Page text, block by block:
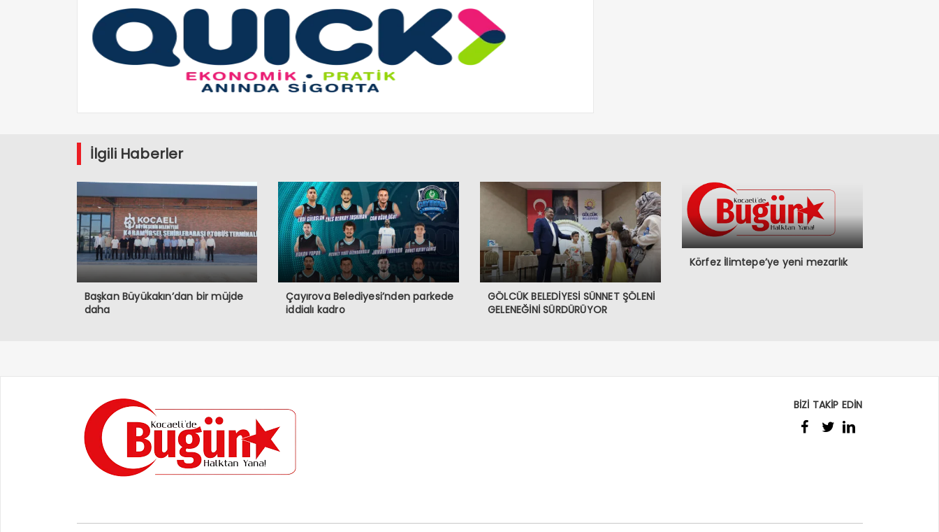
İlgili Haberler
Başkan Büyükakın’dan bir müjde
daha
Çayırova Belediyesi’nden parkede
iddialı kadro
GÖLCÜK BELEDİYESİ SÜNNET ŞÖLENİ
GELENEĞİNİ SÜRDÜRÜYOR
Körfez İlimtepe’ye yeni mezarlık
BİZİ TAKİP EDİN